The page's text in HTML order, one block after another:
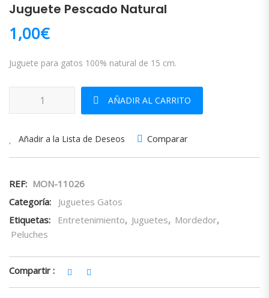
Juguete Pescado Natural
1,00€
Juguete para gatos 100% natural de 15 cm.
Juguete Pescado Natural cantidad
AÑADIR AL CARRITO
Añadir a la Lista de Deseos Comparar
REF: MON-11026
Categoría:
Juguetes Gatos
Etiquetas:
Entretenimiento, Juguetes, Mordedor,
Peluches
Compartir :